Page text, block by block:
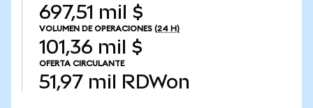
697,51 mil $
VOLUMEN DE OPERACIONES (24 H)
101,36 mil $
OFERTA CIRCULANTE
51,97 mil RDWon